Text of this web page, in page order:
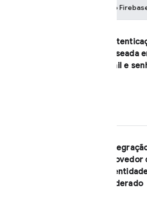
SDK do
baseada
mail e
provedor
federado